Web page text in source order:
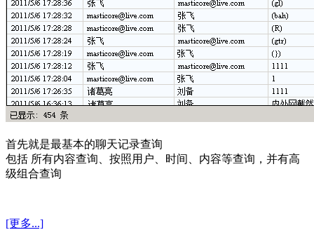
首先就是最基本的聊天记录查询
包括 所有内容查询、按照用户、时间、内容等查询，并有高
级组合查询
[更多...]